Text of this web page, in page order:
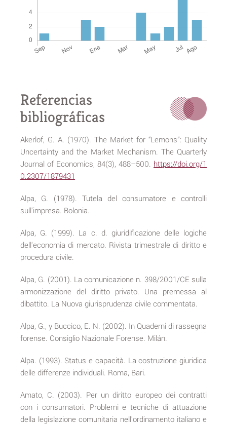
Referencias
bibliográficas
Akerlof, G. A. (1970). The Market for “Lemons”: Quality
Uncertainty and the Market Mechanism. The Quarterly
Journal of Economics, 84(3), 488–500. https://doi.org/1
0.2307/1879431
Alpa, G. (1978). Tutela del consumatore e controlli
sull'impresa. Bolonia.
Alpa, G. (1999). La c. d. giuridificazione delle logiche
dell'economia di mercato. Rivista trimestrale di diritto e
procedura civile.
Alpa, G. (2001). La comunicazione n. 398/2001/CE sulla
armonizzazione del diritto privato. Una premessa al
dibattito. La Nuova giurisprudenza civile commentata.
Alpa, G., y Buccico, E. N. (2002). In Quaderni di rassegna
forense. Consiglio Nazionale Forense. Milán.
Alpa. (1993). Status e capacità. La costruzione giuridica
delle differenze individuali. Roma, Bari.
Amato, C. (2003). Per un diritto europeo dei contratti
con i consumatori. Problemi e tecniche di attuazione
della legislazione comunitaria nell'ordinamento italiano e